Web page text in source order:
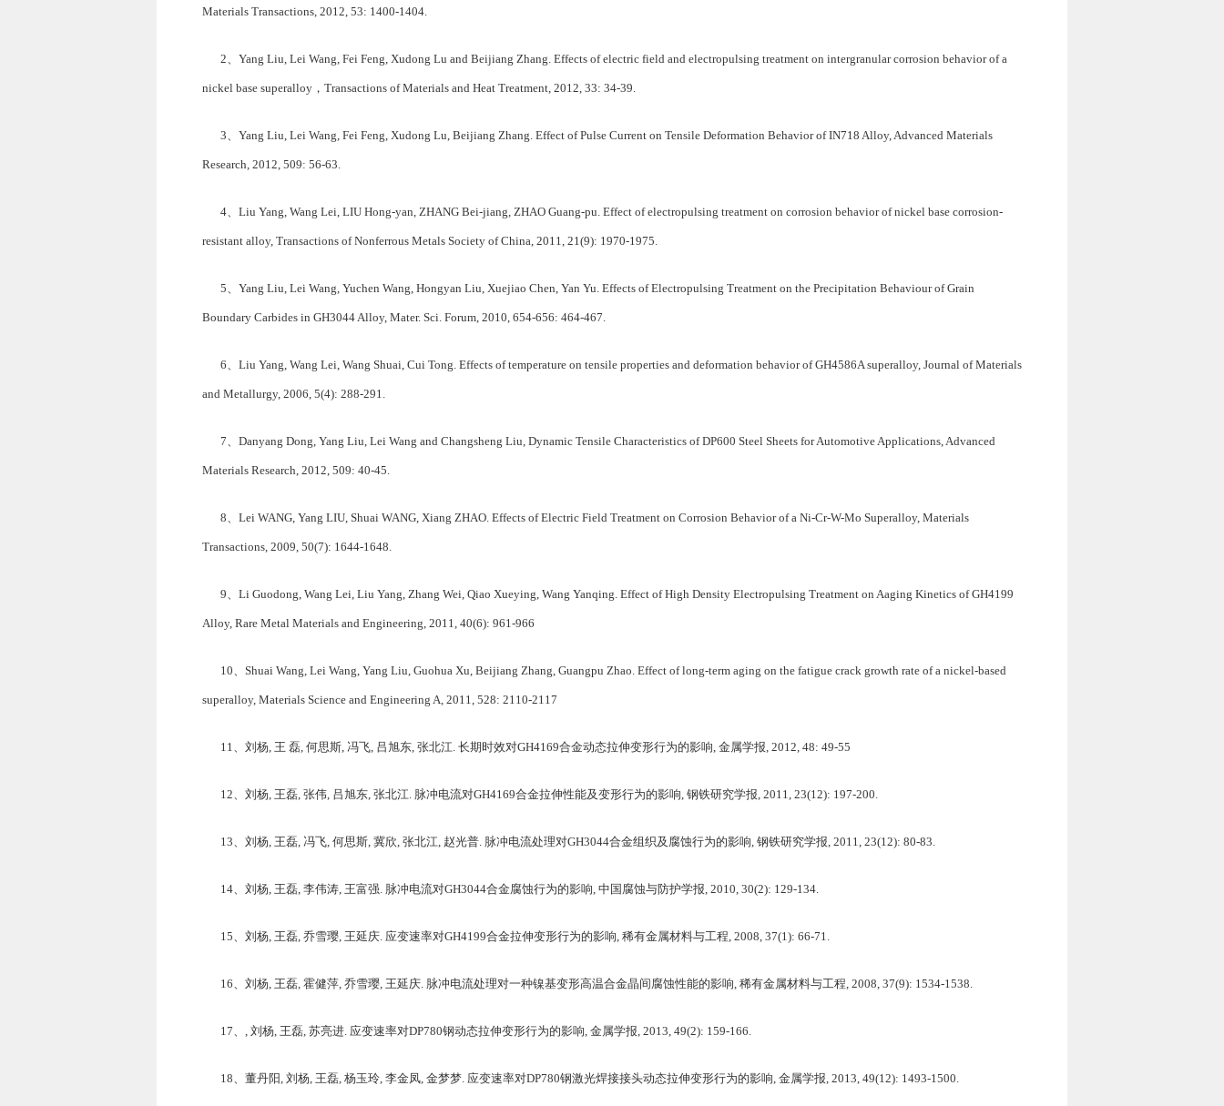
Materials Transactions, 2012, 53: 1400-1404.
2、Yang Liu, Lei Wang, Fei Feng, Xudong Lu and Beijiang Zhang. Effects of electric field and electropulsing treatment on intergranular corrosion behavior of a
nickel base superalloy，Transactions of Materials and Heat Treatment, 2012, 33: 34-39.
3、Yang Liu, Lei Wang, Fei Feng, Xudong Lu, Beijiang Zhang. Effect of Pulse Current on Tensile Deformation Behavior of IN718 Alloy, Advanced Materials
Research, 2012, 509: 56-63.
4、Liu Yang, Wang Lei, LIU Hong-yan, ZHANG Bei-jiang, ZHAO Guang-pu. Effect of electropulsing treatment on corrosion behavior of nickel base corrosion-
resistant alloy, Transactions of Nonferrous Metals Society of China, 2011, 21(9): 1970-1975.
5、Yang Liu, Lei Wang, Yuchen Wang, Hongyan Liu, Xuejiao Chen, Yan Yu. Effects of Electropulsing Treatment on the Precipitation Behaviour of Grain
Boundary Carbides in GH3044 Alloy, Mater. Sci. Forum, 2010, 654-656: 464-467.
6、Liu Yang, Wang Lei, Wang Shuai, Cui Tong. Effects of temperature on tensile properties and deformation behavior of GH4586A superalloy, Journal of Materials
and Metallurgy, 2006, 5(4): 288-291.
7、Danyang Dong, Yang Liu, Lei Wang and Changsheng Liu, Dynamic Tensile Characteristics of DP600 Steel Sheets for Automotive Applications, Advanced
Materials Research, 2012, 509: 40-45.
8、Lei WANG, Yang LIU, Shuai WANG, Xiang ZHAO. Effects of Electric Field Treatment on Corrosion Behavior of a Ni-Cr-W-Mo Superalloy, Materials
Transactions, 2009, 50(7): 1644-1648.
9、Li Guodong, Wang Lei, Liu Yang, Zhang Wei, Qiao Xueying, Wang Yanqing. Effect of High Density Electropulsing Treatment on Aaging Kinetics of GH4199
Alloy, Rare Metal Materials and Engineering, 2011, 40(6): 961-966
10、Shuai Wang, Lei Wang, Yang Liu, Guohua Xu, Beijiang Zhang, Guangpu Zhao. Effect of long-term aging on the fatigue crack growth rate of a nickel-based
superalloy, Materials Science and Engineering A, 2011, 528: 2110-2117
11、刘杨, 王 磊, 何思斯, 冯飞, 吕旭东, 张北江. 长期时效对GH4169合金动态拉伸变形行为的影响, 金属学报, 2012, 48: 49-55
12、刘杨, 王磊, 张伟, 吕旭东, 张北江. 脉冲电流对GH4169合金拉伸性能及变形行为的影响, 钢铁研究学报, 2011, 23(12): 197-200.
13、刘杨, 王磊, 冯飞, 何思斯, 冀欣, 张北江, 赵光普. 脉冲电流处理对GH3044合金组织及腐蚀行为的影响, 钢铁研究学报, 2011, 23(12): 80-83.
14、刘杨, 王磊, 李伟涛, 王富强. 脉冲电流对GH3044合金腐蚀行为的影响, 中国腐蚀与防护学报, 2010, 30(2): 129-134.
15、刘杨, 王磊, 乔雪璎, 王延庆. 应变速率对GH4199合金拉伸变形行为的影响, 稀有金属材料与工程, 2008, 37(1): 66-71.
16、刘杨, 王磊, 霍健萍, 乔雪璎, 王延庆. 脉冲电流处理对一种镍基变形高温合金晶间腐蚀性能的影响, 稀有金属材料与工程, 2008, 37(9): 1534-1538.
17、, 刘杨, 王磊, 苏亮进. 应变速率对DP780钢动态拉伸变形行为的影响, 金属学报, 2013, 49(2): 159-166.
18、董丹阳, 刘杨, 王磊, 杨玉玲, 李金凤, 金梦梦. 应变速率对DP780钢激光焊接接头动态拉伸变形行为的影响, 金属学报, 2013, 49(12): 1493-1500.